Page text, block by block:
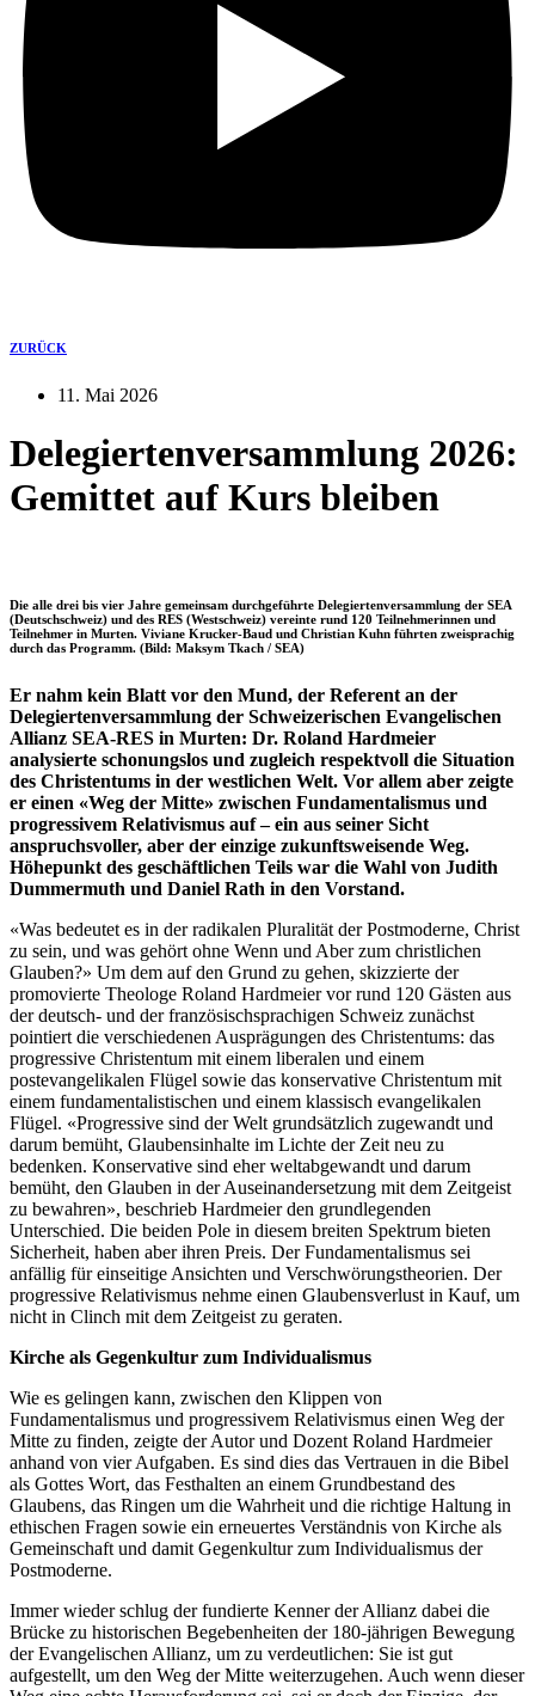
ZURÜCK
11. Mai 2026
Delegiertenversammlung 2026:
Gemittet auf Kurs bleiben
Die alle drei bis vier Jahre gemeinsam durchgeführte Delegiertenversammlung der SEA
(Deutschschweiz) und des RES (Westschweiz) vereinte rund 120 Teilnehmerinnen und
Teilnehmer in Murten. Viviane Krucker-Baud und Christian Kuhn führten zweisprachig
durch das Programm. (Bild: Maksym Tkach / SEA)
Er nahm kein Blatt vor den Mund, der Referent an der
Delegiertenversammlung der Schweizerischen Evangelischen
Allianz SEA-RES in Murten: Dr. Roland Hardmeier
analysierte schonungslos und zugleich respektvoll die Situation
des Christentums in der westlichen Welt. Vor allem aber zeigte
er einen «Weg der Mitte» zwischen Fundamentalismus und
progressivem Relativismus auf – ein aus seiner Sicht
anspruchsvoller, aber der einzige zukunftsweisende Weg.
Höhepunkt des geschäftlichen Teils war die Wahl von Judith
Dummermuth und Daniel Rath in den Vorstand.
«Was bedeutet es in der radikalen Pluralität der Postmoderne, Christ
zu sein, und was gehört ohne Wenn und Aber zum christlichen
Glauben?» Um dem auf den Grund zu gehen, skizzierte der
promovierte Theologe Roland Hardmeier vor rund 120 Gästen aus
der deutsch- und der französischsprachigen Schweiz zunächst
pointiert die verschiedenen Ausprägungen des Christentums: das
progressive Christentum mit einem liberalen und einem
postevangelikalen Flügel sowie das konservative Christentum mit
einem fundamentalistischen und einem klassisch evangelikalen
Flügel. «Progressive sind der Welt grundsätzlich zugewandt und
darum bemüht, Glaubensinhalte im Lichte der Zeit neu zu
bedenken. Konservative sind eher weltabgewandt und darum
bemüht, den Glauben in der Auseinandersetzung mit dem Zeitgeist
zu bewahren», beschrieb Hardmeier den grundlegenden
Unterschied. Die beiden Pole in diesem breiten Spektrum bieten
Sicherheit, haben aber ihren Preis. Der Fundamentalismus sei
anfällig für einseitige Ansichten und Verschwörungstheorien. Der
progressive Relativismus nehme einen Glaubensverlust in Kauf, um
nicht in Clinch mit dem Zeitgeist zu geraten.
Kirche als Gegenkultur zum Individualismus
Wie es gelingen kann, zwischen den Klippen von
Fundamentalismus und progressivem Relativismus einen Weg der
Mitte zu finden, zeigte der Autor und Dozent Roland Hardmeier
anhand von vier Aufgaben. Es sind dies das Vertrauen in die Bibel
als Gottes Wort, das Festhalten an einem Grundbestand des
Glaubens, das Ringen um die Wahrheit und die richtige Haltung in
ethischen Fragen sowie ein erneuertes Verständnis von Kirche als
Gemeinschaft und damit Gegenkultur zum Individualismus der
Postmoderne.
Immer wieder schlug der fundierte Kenner der Allianz dabei die
Brücke zu historischen Begebenheiten der 180-jährigen Bewegung
der Evangelischen Allianz, um zu verdeutlichen: Sie ist gut
aufgestellt, um den Weg der Mitte weiterzugehen. Auch wenn dieser